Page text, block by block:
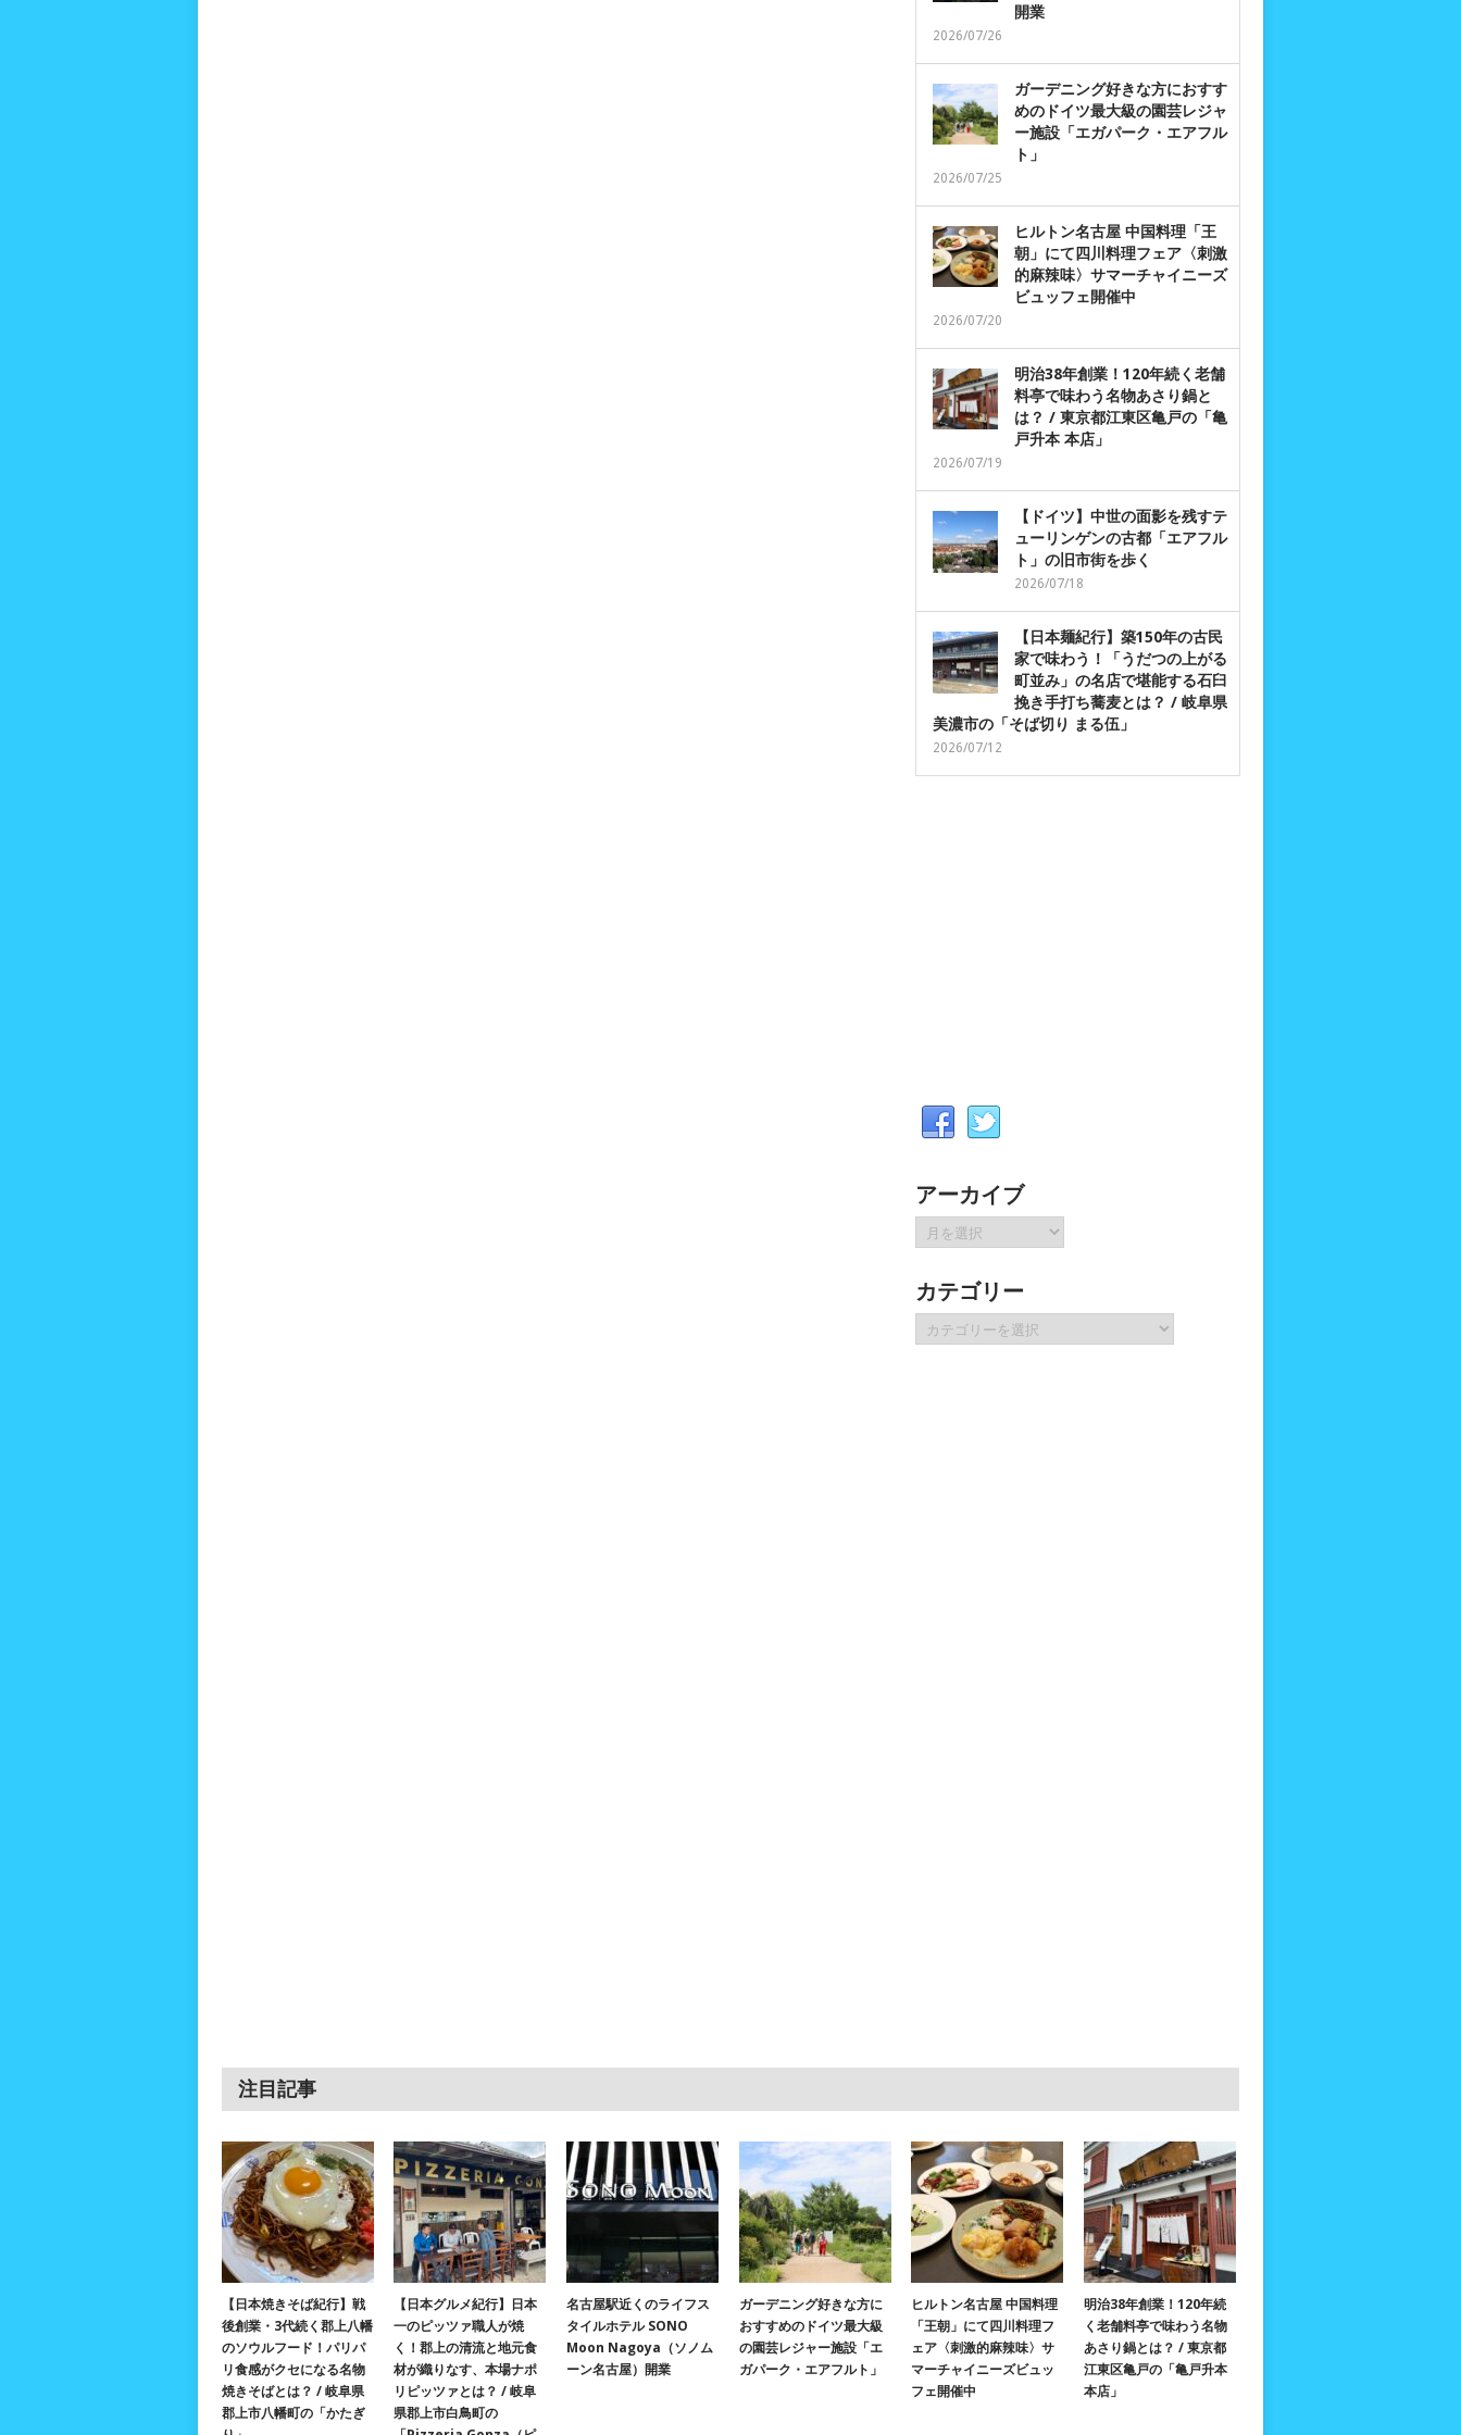
開業
2026/07/26
ガーデニング好きな方におすす
めのドイツ最大級の園芸レジャ
ー施設「エガパーク・エアフル
ト」
2026/07/25
ヒルトン名古屋 中国料理「王
朝」にて四川料理フェア〈刺激
的麻辣味〉サマーチャイニーズ
ビュッフェ開催中
2026/07/20
明治38年創業！120年続く老舗
料亭で味わう名物あさり鍋と
は？ / 東京都江東区亀戸の「亀
戸升本 本店」
2026/07/19
【ドイツ】中世の面影を残すテ
ューリンゲンの古都「エアフル
ト」の旧市街を歩く
2026/07/18
【日本麺紀行】築150年の古民
家で味わう！「うだつの上がる
町並み」の名店で堪能する石臼
挽き手打ち蕎麦とは？ / 岐阜県
美濃市の「そば切り まる伍」
2026/07/12
アーカイブ
ア
ー
イ
ブ
カテゴリー
テ
注目記事
【日本焼きそば紀行】戦
後創業・3代続く郡上八幡
のソウルフード！パリパ
リ食感がクセになる名物
焼きそばとは？ / 岐阜県
郡上市八幡町の「かたぎ
【日本グルメ紀行】日本
一のピッツァ職人が焼
く！郡上の清流と地元食
材が織りなす、本場ナポ
リピッツァとは？ / 岐阜
県郡上市白鳥町の
名古屋駅近くのライフス
タイルホテル SONO
Moon Nagoya（ソノム
ーン名古屋）開業
ガーデニング好きな方に
おすすめのドイツ最大級
の園芸レジャー施設「エ
ガパーク・エアフルト」
ヒルトン名古屋 中国料理
「王朝」にて四川料理フ
ェア〈刺激的麻辣味〉サ
マーチャイニーズビュッ
フェ開催中
明治38年創業！120年続
く老舗料亭で味わう名物
あさり鍋とは？ / 東京都
江東区亀戸の「亀戸升本
本店」